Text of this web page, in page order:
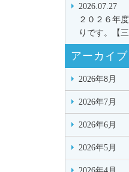
2026.07.27
２０２６年
りです。【
アーカイブ
2026年8月
2026年7月
2026年6月
2026年5月